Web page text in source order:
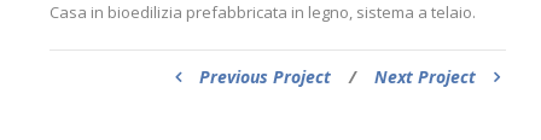
Casa in bioedilizia prefabbricata in legno, sistema a telaio.
Previous Project / Next Project